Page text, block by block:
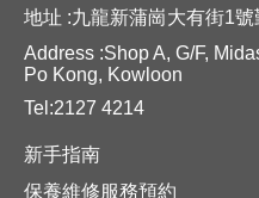
地址 :九龍新蒲崗大有街1
Address :Shop A, G/F,
Po Kong, Kowloon
Tel:2127 4214
新手指南
保養維修服務預約